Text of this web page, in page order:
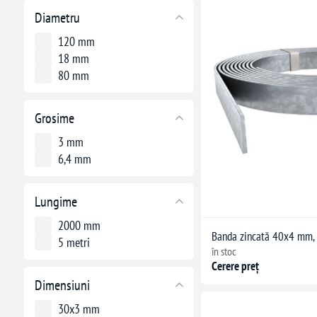
Diametru
120 mm
18 mm
80 mm
Grosime
3 mm
6,4 mm
Lungime
2000 mm
5 metri
Dimensiuni
30x3 mm
Banda zincată 40x4
în stoc
Cerere preț